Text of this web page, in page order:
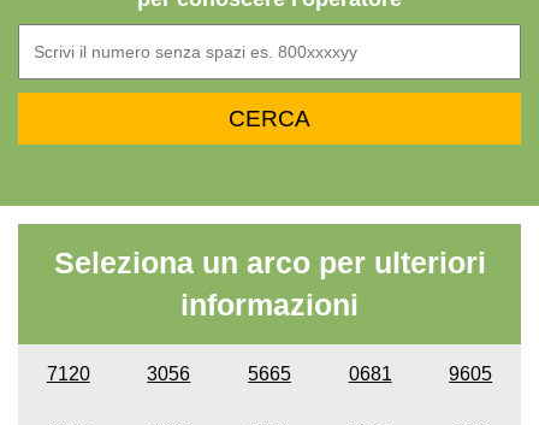
Seleziona un arco per ulteriori
informazioni
7120 3056 5665 0681 9605